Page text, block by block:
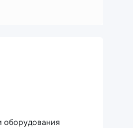
оборудования